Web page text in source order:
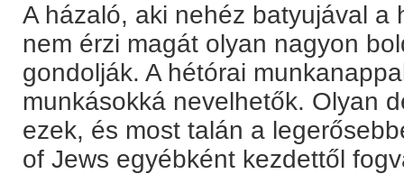
A házaló, aki nehéz batyujával a
nem érzi magát olyan nagyon
gondolják. A hétórai
munkásokká nevelhetők. Olyan
ezek, és most talán a
of Jews egyébként kezdettől